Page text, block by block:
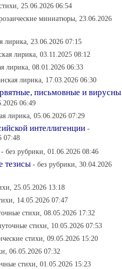
25.06.2026 06:54
миниатюры, 23.06.2026
лирика, 23.06.2026 07:15
лирика, 03.11.2025 08:12
лирика, 08.01.2026 06:33
лирика, 17.03.2026 06:30
письмовные и вирусны
06:49
лирика, 05.06.2026 07:29
интеллигенции -
07:48
- без рубрики, 01.06.2026 08:46
тезисы - без рубрики, 30.04.2026
25.05.2026 13:18
14.05.2026 07:47
стихи, 08.05.2026 17:32
стихи, 10.05.2026 07:53
стихи, 09.05.2026 15:20
06.05.2026 07:32
стихи, 01.05.2026 15:23